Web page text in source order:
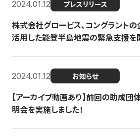
2024.01.12 プレスリリース
株式会社グロービス、コングラント
活用した能登半島地震の緊急支援を
2024.01.12 お知らせ
【アーカイブ動画あり】前回の助成
明会を実施しました！